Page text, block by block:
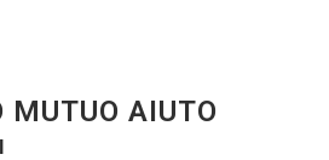
MUTUO AIUTO